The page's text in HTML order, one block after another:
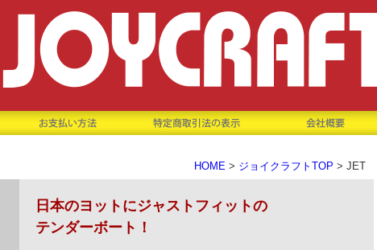
HOME > ジョイクラフトTOP > JET
日本のヨットにジャストフィットの
テンダーボート！